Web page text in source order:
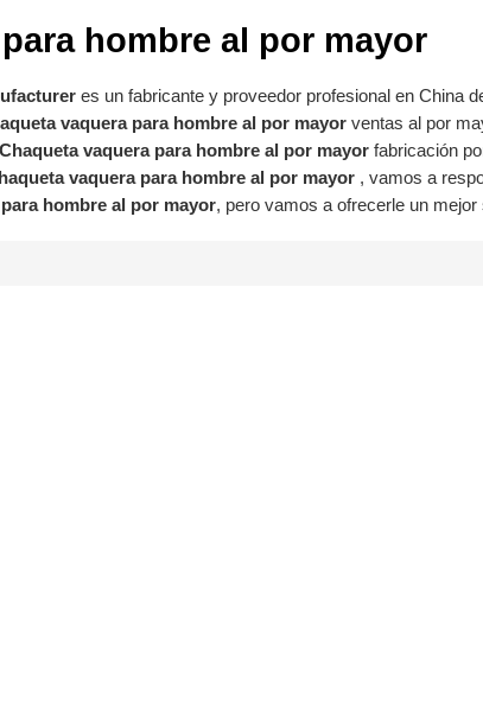
hombre al por mayor
es un fabricante y proveedor profesional en China
vaquera para hombre al por mayor ventas al por
Chaqueta vaquera para hombre al por mayor fabricación
vaquera para hombre al por mayor , vamos a
hombre al por mayor, pero vamos a ofrecerle un mejor